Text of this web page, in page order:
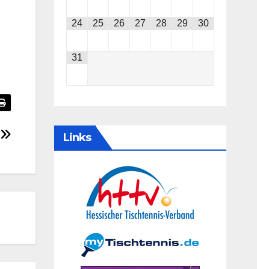
24 25 26 27 28 29 30
31
Links